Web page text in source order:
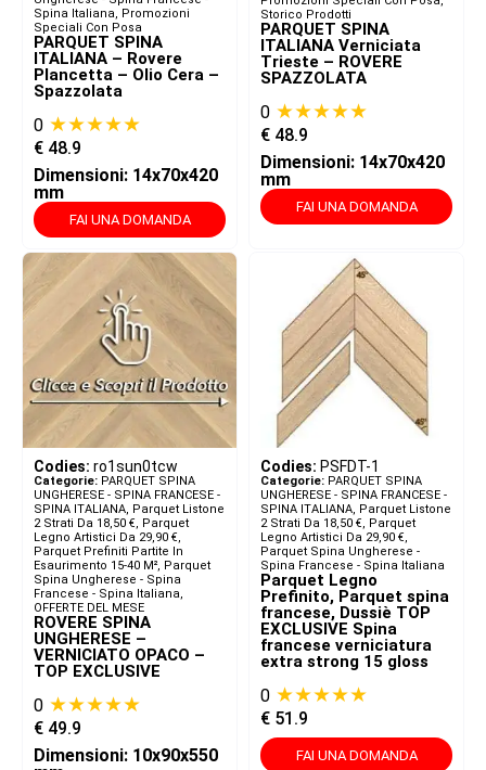
Spina Italiana, Promozioni
Speciali Con Posa
PARQUET SPINA
ITALIANA – Rovere
Plancetta – Olio Cera –
Spazzolata
0 ★★★★★
€ 48.9
Dimensioni: 14x70x420
mm
FAI UNA DOMANDA
Storico Prodotti
PARQUET SPINA
ITALIANA Verniciata
Trieste – ROVERE
SPAZZOLATA
0 ★★★★★
€ 48.9
Dimensioni: 14x70x420
mm
FAI UNA DOMANDA
Codies: ro1sun0tcw
Categorie: PARQUET SPINA
UNGHERESE - SPINA FRANCESE -
SPINA ITALIANA​, Parquet Listone
2 Strati Da 18,50 €, Parquet
Legno Artistici Da 29,90 €,
Parquet Prefiniti Partite In
Esaurimento 15-40 M², Parquet
Spina Ungherese - Spina
Francese - Spina Italiana,
OFFERTE DEL MESE
ROVERE SPINA
UNGHERESE –
VERNICIATO OPACO –
TOP EXCLUSIVE
0 ★★★★★
€ 49.9
Dimensioni: 10x90x550
Codies: PSFDT-1
Categorie: PARQUET SPINA
UNGHERESE - SPINA FRANCESE -
SPINA ITALIANA​, Parquet Listone
2 Strati Da 18,50 €, Parquet
Legno Artistici Da 29,90 €,
Parquet Spina Ungherese -
Spina Francese - Spina Italiana
Parquet Legno
Prefinito, Parquet spina
francese, Dussiè TOP
EXCLUSIVE Spina
francese verniciatura
extra strong 15 gloss
0 ★★★★★
€ 51.9
FAI UNA DOMANDA